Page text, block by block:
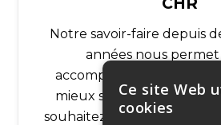
Notre savoir-faire depuis
années nous
accompagner ou de vous
mieux sur les types de
souhaitez acheter ou
Ce site Web
cookies